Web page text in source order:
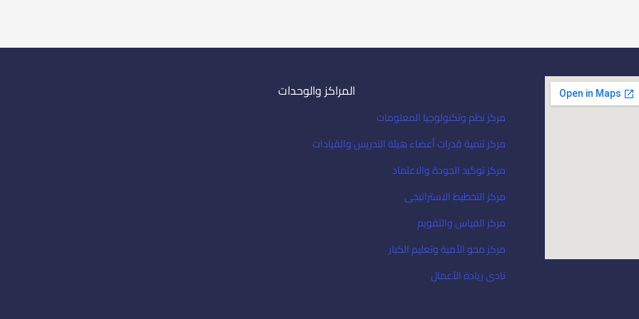
المراكز والوحدات
مركز نظم وتكنولوجيا المعلومات
مركز تنمية قدرات أعضاء هيئة التدريس والقيادات
مركز توكيد الجودة والاعتماد
مركز التخطيط الاستراتيجى
مركز القياس والتقويم
مركز محو الأمية وتعليم الكبار
نادى ريادة الأعمال